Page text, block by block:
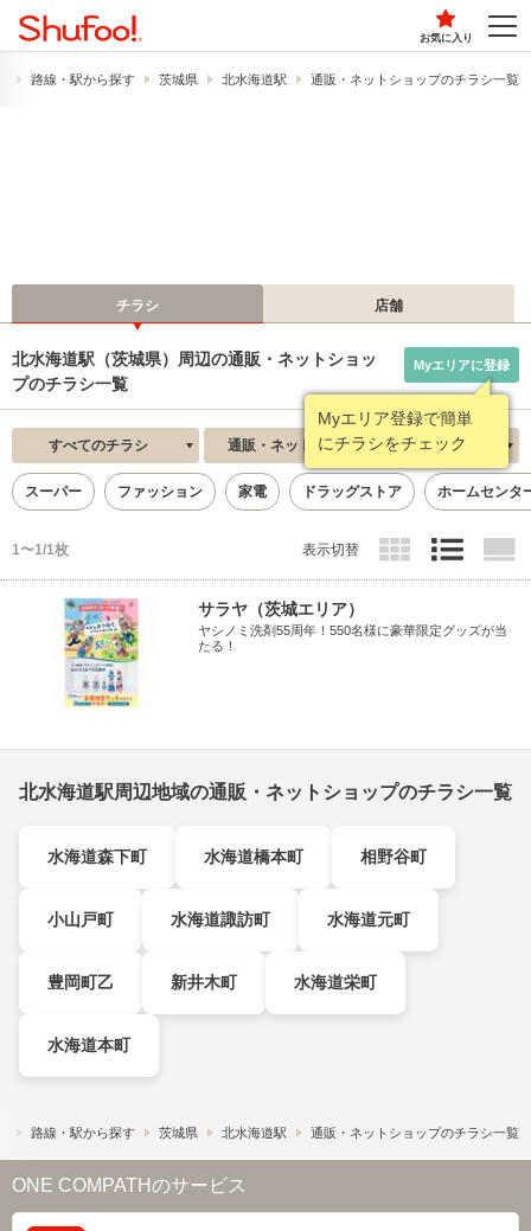
お気に入り
路線・駅から探す 茨城県 北水海道駅 通販・ネットショップのチラシ一覧
チラシ 店舗
北水海道駅（茨城県）周辺の通販・ネットショッ
プのチラシ一覧
Myエリア登録で簡単
にチラシをチェック
Myエリアに登録
すべてのチラシ 通販・ネットショップ 新着順
スーパー ファッション 家電 ドラッグストア ホームセンタ
1〜1/1枚 表示切替
サラヤ（茨城エリア）
ヤシノミ洗剤55周年！550名様に豪華限定グッズが当
たる！
北水海道駅周辺地域の通販・ネットショップのチラシ一覧
水海道森下町 水海道橋本町 相野谷町
小山戸町 水海道諏訪町 水海道元町
豊岡町乙 新井木町 水海道栄町
水海道本町
路線・駅から探す 茨城県 北水海道駅 通販・ネットショップのチラシ一覧
ONE COMPATHのサービス